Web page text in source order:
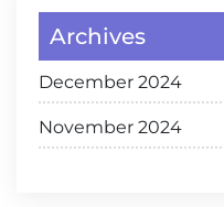
Archives
December 2024
November 2024